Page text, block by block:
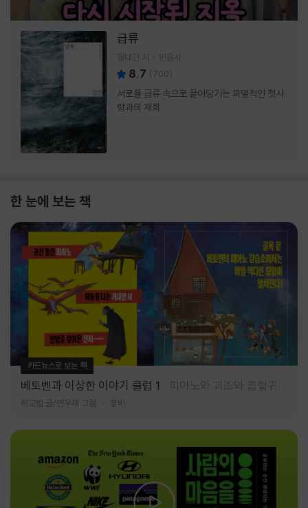
급류
정대건 저 민음사
8.7 (700)
서로를 급류 속으로 끌어당기는 파멸적인 첫사
랑과의 재회
한 눈에 보는 책
카드뉴스로 보는 책
베토벤과 이상한 이야기 클럽 1 피아노와 괴조와 흡혈귀
허교범 글/변우재 그림 창비